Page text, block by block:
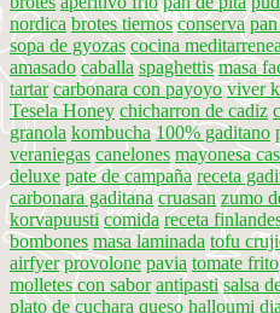
nordica brotes tiernos conserva
sopa de gyozas cocina meditarrenea
amasado caballa spaghettis masa
tartar carbonara con payoyo viver
Tesela Honey chicharron de cadiz
granola kombucha 100% gaditano
veraniegas canelones mayonesa
deluxe pate de campaña receta
carbonara gaditana cruasan zumo
korvapuusti comida receta
bombones masa laminada tofu
airfyer provolone pavia tomate frito
molletes con sabor antipasti salsa
plato de cuchara queso halloumi